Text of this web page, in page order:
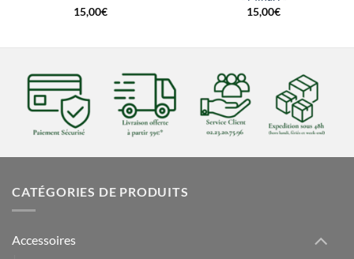
15,00€
15,00€
CATÉGORIES DE PRODUITS
Accessoires